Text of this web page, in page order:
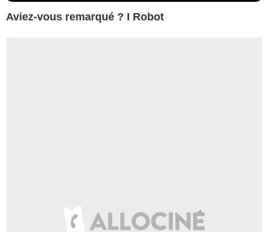
Aviez-vous remarqué ? I Robot